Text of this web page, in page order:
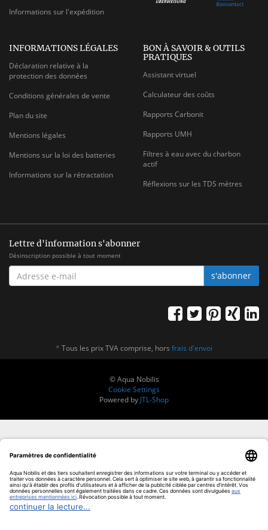
Informations sur l'expédition
INFORMATIONS LÉGALES
Déclaration relative à la
protection des données
Conditions générales de vente
Plan du site
Mentions légales
Mentions sur la loi des batteries
Informations sur la rétractation
BON À SAVOIR & OUTILS
PRATIQUES
Assistant virtuel
Calculateur des coûts
Rapports Carbonit
Rapports UMH
Filtres à eau avec du charbon
actif
Réflexions sur les TDS mètres
Lettre d'information s'abonner
Désinscription possible à tout moment
ADRESSE
s'abonner
* Tous les prix TVA comprise, hors frais d'envoi
© Aqua Nobilis
Cookie Settings
Powered by JTL-Shop